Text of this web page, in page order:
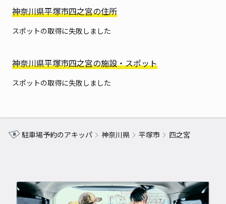
神奈川県平塚市四之宮の住所
スポットの取得に失敗しました
神奈川県平塚市四之宮の施設・スポット
スポットの取得に失敗しました
駐車場予約のアキッパ 神奈川県 平塚市 四之宮